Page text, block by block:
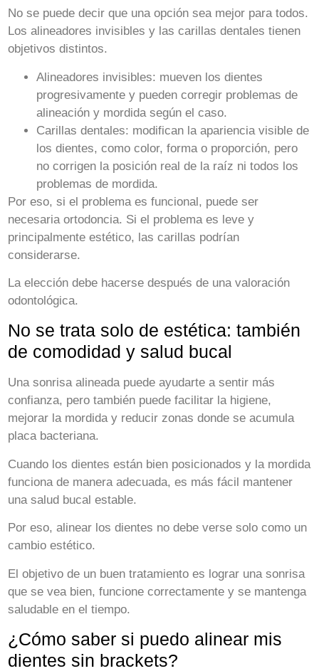
No se puede decir que una opción sea mejor para todos.
Los alineadores invisibles y las carillas dentales tienen
objetivos distintos.
Alineadores invisibles: mueven los dientes
progresivamente y pueden corregir problemas de
alineación y mordida según el caso.
Carillas dentales: modifican la apariencia visible de
los dientes, como color, forma o proporción, pero
no corrigen la posición real de la raíz ni todos los
problemas de mordida.
Por eso, si el problema es funcional, puede ser
necesaria ortodoncia. Si el problema es leve y
principalmente estético, las carillas podrían
considerarse.
La elección debe hacerse después de una valoración
odontológica.
No se trata solo de estética: también
de comodidad y salud bucal
Una sonrisa alineada puede ayudarte a sentir más
confianza, pero también puede facilitar la higiene,
mejorar la mordida y reducir zonas donde se acumula
placa bacteriana.
Cuando los dientes están bien posicionados y la mordida
funciona de manera adecuada, es más fácil mantener
una salud bucal estable.
Por eso, alinear los dientes no debe verse solo como un
cambio estético.
El objetivo de un buen tratamiento es lograr una sonrisa
que se vea bien, funcione correctamente y se mantenga
saludable en el tiempo.
¿Cómo saber si puedo alinear mis
dientes sin brackets?